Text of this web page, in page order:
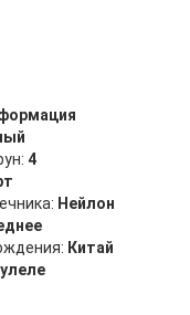
4
Нейлон
Китай